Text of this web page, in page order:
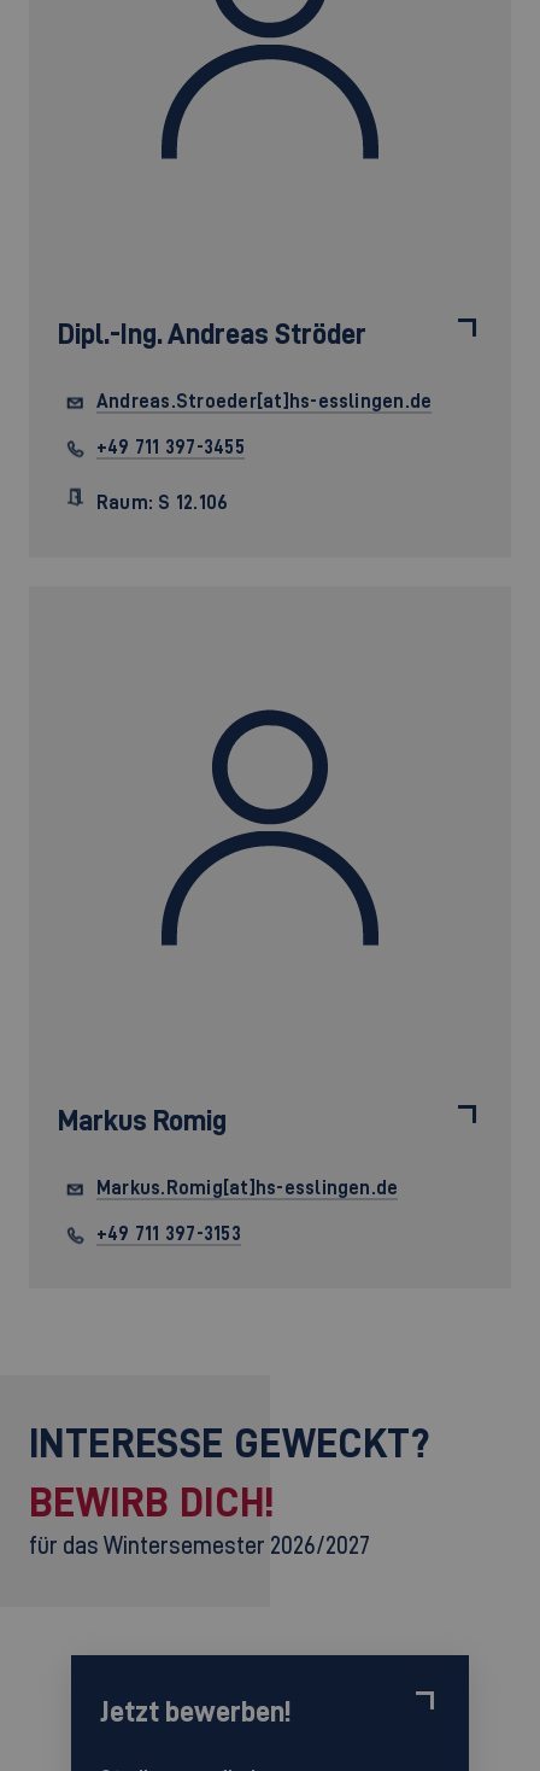
Dipl.-Ing.Andreas Ströder
Andreas.Stroeder[at]hs-esslingen.de
+49 711 397-3455
Raum: S 12.106
Markus Romig
Markus.Romig[at]hs-esslingen.de
+49 711 397-3153
INTERESSE GEWECKT?
BEWIRB DICH!
für das Wintersemester 2026/2027
Jetzt bewerben!